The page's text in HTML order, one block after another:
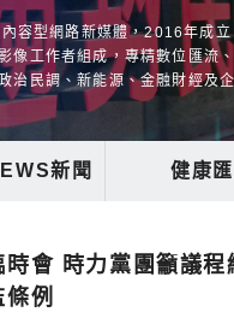
內容型網路新媒體，2016年成
像工作者組成，專精數位匯流
治民調、新能源、金融財經及
新聞 健康
時會 時力黨團籲議程
例